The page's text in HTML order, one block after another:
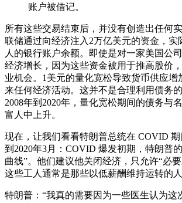
账户被借记。
所有这些交易结束后，并没有创造出任何
联储通过向经济注入2万亿美元的资金，实
人的银行账户余额。即使是对一家美国公
经济增长，因为这些资金被用于推高股价
业机会。1美元的量化宽松导致货币供应增
来任何经济活动。这并不是合理利用债务
2008年到2020年，量化宽松期间的债务与
富人中上升。
现在，让我们看看特朗普总统在 COVID
到2020年3月：COVID 爆发初期，特朗普
曲线”。他们建议他关闭经济，只允许“必要
这些工人通常是那些以低薪酬维持运转的人
特朗普：“我真的需要因为一些医生认为这